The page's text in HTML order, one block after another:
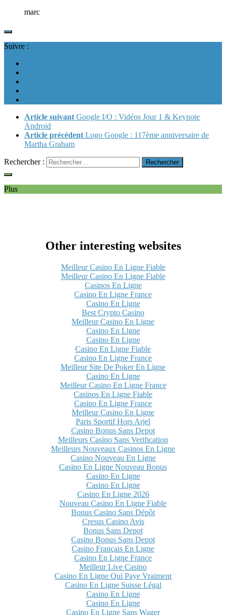
marc
Suivre :
Article suivant Google I/O : Vidéos Jour 1 & Keynote
Android
Article précédent Logo Google : 117ème anniversaire de
Martha Graham
Rechercher :
Plus
Other interesting websites
Meilleur Casino En Ligne Fiable
Meilleur Casino En Ligne Fiable
Casinos En Ligne
Casino En Ligne France
Casino En Ligne
Best Crypto Casino
Meilleur Casino En Ligne
Casino En Ligne
Casino En Ligne
Casino En Ligne Fiable
Casino En Ligne France
Meilleur Site De Poker En Ligne
Casino En Ligne
Meilleur Casino En Ligne France
Casinos En Ligne Fiable
Casino En Ligne France
Meilleur Casino En Ligne
Paris Sportif Hors Arjel
Casino Bonus Sans Depot
Meilleurs Casino Sans Verification
Meilleurs Nouveaux Casinos En Ligne
Casino Nouveau En Ligne
Casino En Ligne Nouveau Bonus
Casino En Ligne
Casino En Ligne
Casino En Ligne 2026
Nouveau Casino En Ligne Fiable
Bonus Casino Sans Dépôt
Cresus Casino Avis
Bonus Sans Depot
Casino Bonus Sans Depot
Casino Français En Ligne
Casino En Ligne France
Meilleur Live Casino
Casino En Ligne Qui Paye Vraiment
Casino En Ligne Suisse Légal
Casino En Ligne
Casino En Ligne
Casino En Ligne Sans Wager